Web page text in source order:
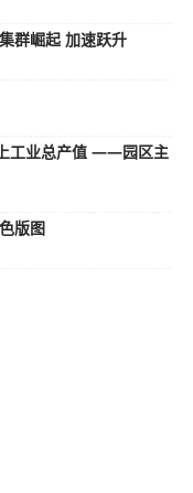
群崛起 加速跃升
工业总产值 ——园区主
版图